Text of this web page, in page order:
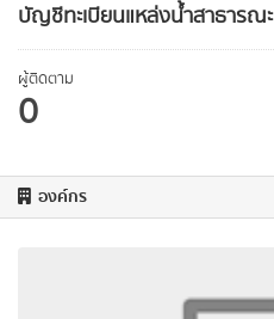
บัญชีทะเบียนแหล่งน้ำสาธารณะ
ผู้ติดตาม
0
องค์กร